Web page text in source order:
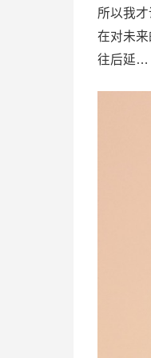
所以我
在对未
往后延…